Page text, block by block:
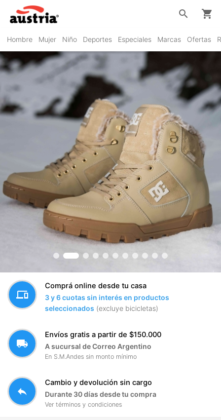
Hombre Mujer Niño Deportes Especiales Marcas Ofertas
search shopping_cart
VER PRODUCTOS
devices
Comprá online desde tu casa
3 y 6 cuotas sin interés en productos
seleccionados (excluye bicicletas)
local_shipping
Envíos gratis a partir de $150.000
A sucursal de Correo Argentino
En S.M.Andes sin monto mínimo
reply
Cambio y devolución sin cargo
Durante 30 días desde tu compra
Ver términos y condiciones